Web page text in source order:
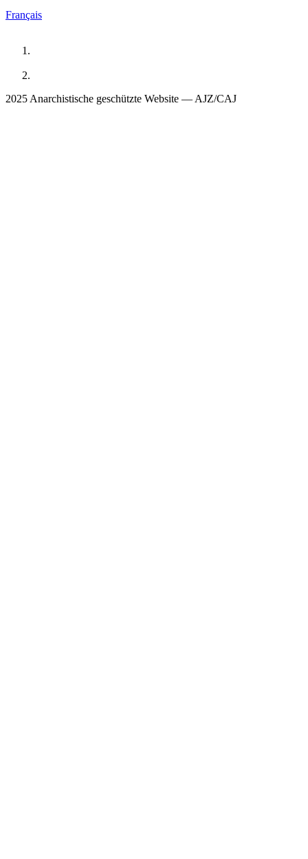
Français
2025 Anarchistische geschützte Website — AJZ/CAJ